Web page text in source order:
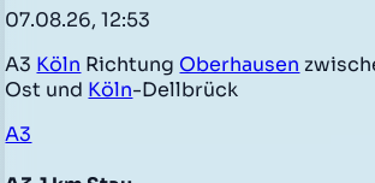
07.08.26, 12:53
A3 Köln Richtung Oberhausen
Ost und Köln-Dellbrück
A3